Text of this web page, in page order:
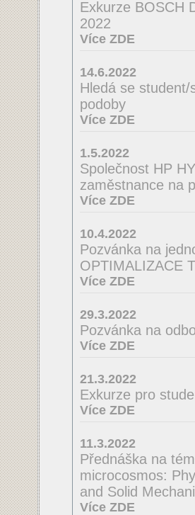
Exkurze BOSCH
2022
Více ZDE
14.6.2022
Hledá se
podoby
Více ZDE
1.5.2022
Společnost HP
zaměstnance na
Více ZDE
10.4.2022
Pozvánka na
OPTIMALIZACE
Více ZDE
29.3.2022
Pozvánka na
Více ZDE
21.3.2022
Exkurze pro
Více ZDE
11.3.2022
Přednáška na
microcosmos:
and Solid
Více ZDE